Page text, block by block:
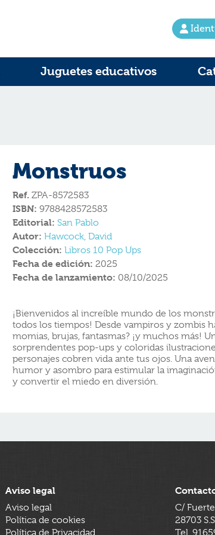
Juguetes educativos
Monstruos
Ref. ZPA-8572583
ISBN: 9788428572583
Editorial: San Pablo
Autor: Hawcock, David
Colección: Libros 10 Pop Ups
Fecha de edición: 2025
Fecha de lanzamiento: 08/10/2025
¡Bienvenidos al increíble mundo de los
todos los tiempos! Desde vampiros y zombis
momias, brujas, fantasmas? ¡y muchos más!
sorprendentes pop-ups y coloridas
personajes cobren vida ante tus ojos. Una
humor y asombro para estimular la
y convertir el miedo en diversión.
Aviso legal
Aviso legal
Política de cookies
Política de Privacidad
C/
28703
Tel.